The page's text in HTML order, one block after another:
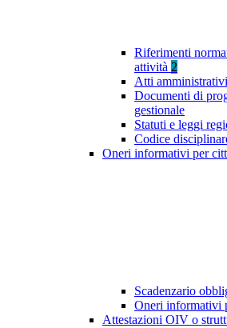
Riferimenti
attività 2
Atti
Documenti di
gestionale
Statuti e leggi
Codice
Oneri informativi per
Scadenzario
Oneri informativi
Attestazioni OIV o